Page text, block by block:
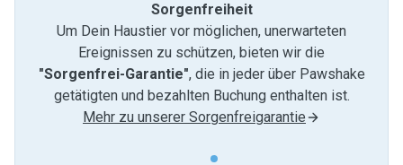
Sorgenfreiheit
Um Dein Haustier vor möglichen, unerwarteten
Ereignissen zu schützen, bieten wir die
"Sorgenfrei-Garantie", die in jeder über Pawshake
getätigten und bezahlten Buchung enthalten ist.
Mehr zu unserer Sorgenfreigarantie